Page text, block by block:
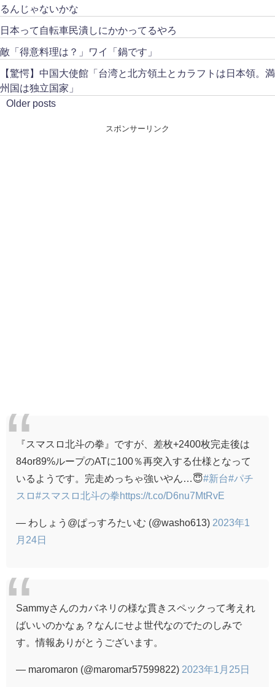
るんじゃないかな
日本って自転車民潰しにかかってるやろ
敵「得意料理は？」ワイ「鍋です」
【驚愕】中国大使館「台湾と北方領土とカラフトは日本領。満
州国は独立国家」
Older posts
スポンサーリンク
『スマスロ北斗の拳』ですが、差枚+2400枚完走後は
84or89%ループのATに100％再突入する仕様となって
いるようです。完走めっちゃ強いやん…😇#新台#パチ
スロ#スマスロ北斗の拳https://t.co/D6nu7MtRvE
— わしょう@ぱっすろたいむ (@washo613) 2023年1
月24日
Sammyさんのカバネリの様な貫きスペックって考えれ
ばいいのかなぁ？なんにせよ世代なのでたのしみで
す。情報ありがとうございます。
— maromaron (@maromar57599822) 2023年1月25日